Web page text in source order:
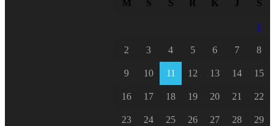
M S S R K J S
1
2 3 4 5 6 7 8
9 10 11 12 13 14 15
16 17 18 19 20 21 22
23 24 25 26 27 28 29